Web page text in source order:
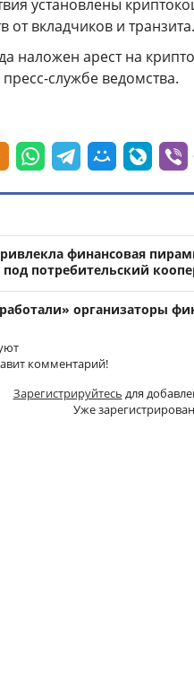
установлены
от вкладчиков и транзита.
наложен арест на
пресс-службе ведомства.
финансовая
потребительский
организаторы
комментарий!
Зарегистрируйтесь для
Уже